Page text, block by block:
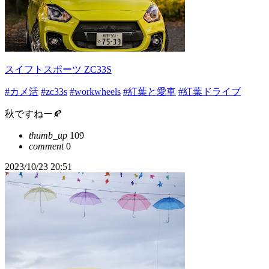
スイフトスポーツ ZC33S
#カメ活 #zc33s #workwheels #紅葉と愛車 #紅葉ドライブ
秋ですねー🍂
thumb_up 109
comment0
2023/10/23 20:51